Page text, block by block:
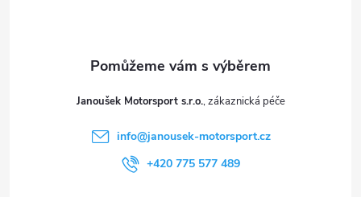
Janoušek Motorsport s.r.o.
info@janousek-motorsport.cz
+420 775 577 489